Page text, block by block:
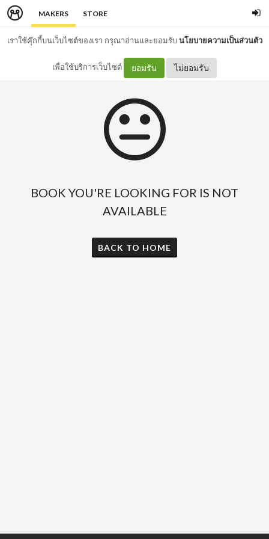
MAKERS STORE
เราใช้คุ๊กกี้บนเว็บไซต์ของเรา กรุณาอ่านและยอมรับนโยบายความเป็นส่วนตัว
เพื่อใช้บริการเว็บไซต์ ยอมรับ ไม่ยอมรับ
BOOK YOU'RE LOOKING FOR IS NOT
AVAILABLE
BACK TO HOME